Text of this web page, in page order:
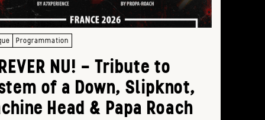
Programmation
NU! – Tribute to
of a Down, Slipknot,
Head & Papa Roach